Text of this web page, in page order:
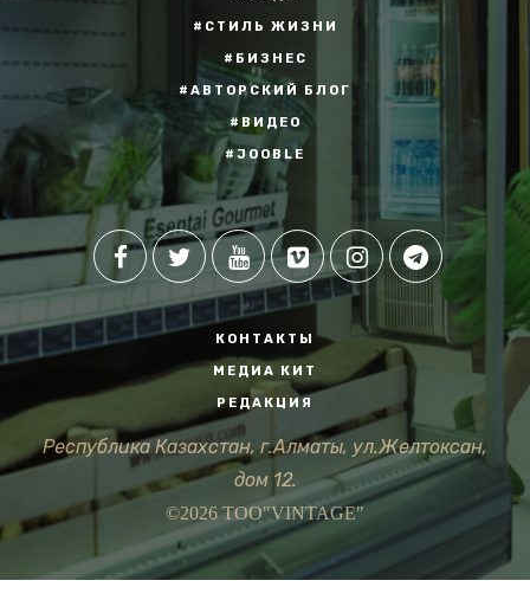
#СТИЛЬ ЖИЗНИ
#БИЗНЕС
#АВТОРСКИЙ БЛОГ
#ВИДЕО
#JOOBLE
КОНТАКТЫ
МЕДИА КИТ
РЕДАКЦИЯ
Республика Казахстан, г.Алматы, ул.Желтоксан,
дом 12.
©2026 ТОО"VINTAGE"